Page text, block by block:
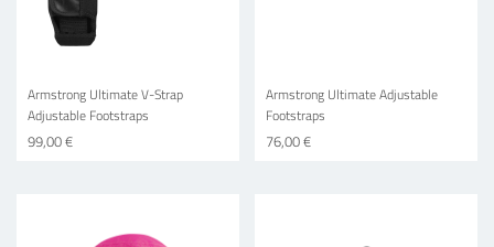
Armstrong Ultimate V-Strap
Adjustable Footstraps
99,00 €
Armstrong Ultimate Adjustable
Footstraps
76,00 €